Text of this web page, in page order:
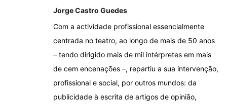
Jorge Castro Guedes
Com a actividade profissional essencialmente
centrada no teatro, ao longo de mais de 50 anos
– tendo dirigido mais de mil intérpretes em mais
de cem encenações –, repartiu a sua intervenção,
profissional e social, por outros mundos: da
publicidade à escrita de artigos de opinião,